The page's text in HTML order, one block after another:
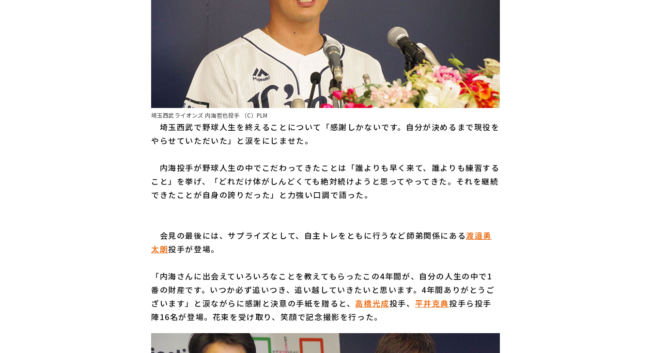
埼玉西武ライオンズ 内海哲也投手 （C）PLM
埼玉西武で野球人生を終えることについて「感謝しかないです。自分が決めるまで現役を
やらせていただいた」と涙をにじませた。
内海投手が野球人生の中でこだわってきたことは「誰よりも早く来て、誰よりも練習する
こと」を挙げ、「どれだけ体がしんどくても絶対続けようと思ってやってきた。それを継続
できたことが自身の誇りだった」と力強い口調で語った。
会見の最後には、サプライズとして、自主トレをともに行うなど師弟関係にある渡邉勇
太朗投手が登場。
「内海さんに出会えていろいろなことを教えてもらったこの4年間が、自分の人生の中で1
番の財産です。いつか必ず追いつき、追い越していきたいと思います。4年間ありがとうご
ざいます」と涙ながらに感謝と決意の手紙を贈ると、高橋光成投手、 平井克典投手ら投手
陣16名が登場。花束を受け取り、笑顔で記念撮影を行った。